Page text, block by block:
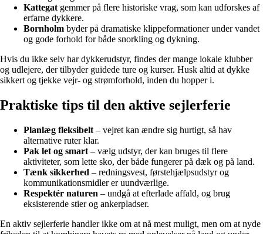
Kattegat gemmer på flere historiske vrag, som kan udforskes af
erfarne dykkere.
Bornholm byder på dramatiske klippeformationer under vandet
og gode forhold for både snorkling og dykning.
Hvis du ikke selv har dykkerudstyr, findes der mange lokale klubber
og udlejere, der tilbyder guidede ture og kurser. Husk altid at dykke
sikkert og tjekke vejr- og strømforhold, inden du hopper i.
Praktiske tips til den aktive sejlerferie
Planlæg fleksibelt – vejret kan ændre sig hurtigt, så hav
alternative ruter klar.
Pak let og smart – vælg udstyr, der kan bruges til flere
aktiviteter, som lette sko, der både fungerer på dæk og på land.
Tænk sikkerhed – redningsvest, førstehjælpsudstyr og
kommunikationsmidler er uundværlige.
Respektér naturen – undgå at efterlade affald, og brug
eksisterende stier og ankerpladser.
En aktiv sejlerferie handler ikke om at nå mest muligt, men om at nyde